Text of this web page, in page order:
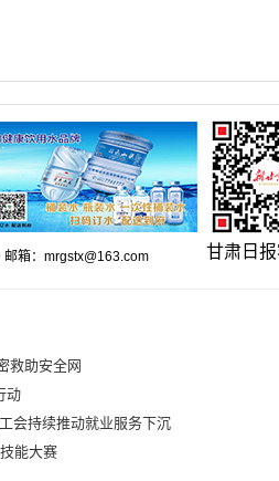
箱：mrgstx@163.com 甘肃日
救助安全网
动
会持续推动就业服务下沉
能大赛